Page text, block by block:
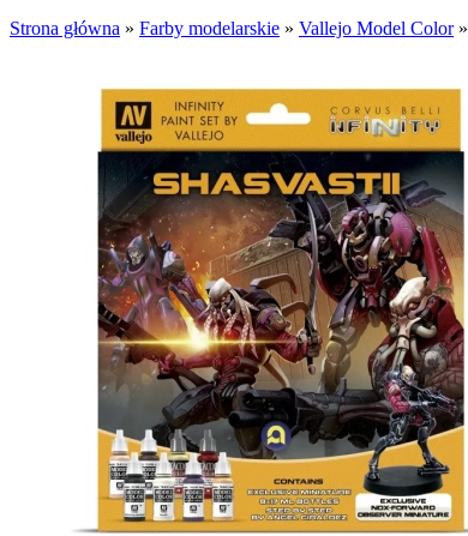
Strona główna » Farby modelarskie » Vallejo Model Color»